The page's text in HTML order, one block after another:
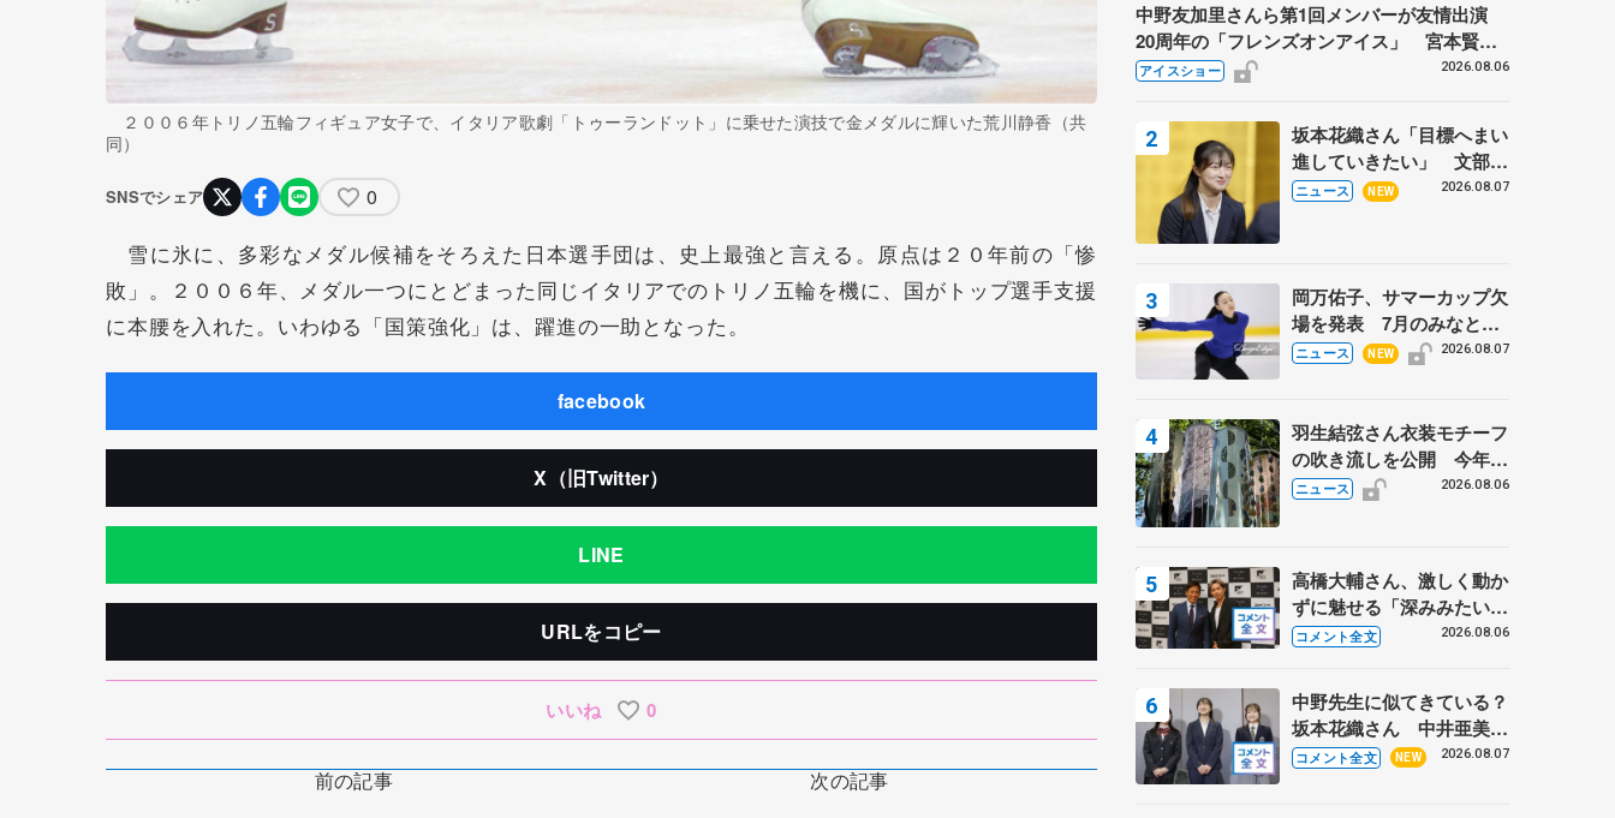
２００６年トリノ五輪フィギュア女子で、イタリア歌劇「トゥーランドット」に乗せた演技で金メダルに輝いた荒川静香（共
同）
SNSでシェア 0
雪に氷に、多彩なメダル候補をそろえた日本選手団は、史上最強と言える。原点は２０年前の「惨
敗」。２００６年、メダル一つにとどまった同じイタリアでのトリノ五輪を機に、国がトップ選手支援
に本腰を入れた。いわゆる「国策強化」は、躍進の一助となった。
facebook
X（旧Twitter）
LINE
URLをコピー
いいね 0
前の記事 次の記事
中野友加里さんら第1回メンバーが友情出演
20周年の「フレンズオンアイス」 宮本賢二
さん、有川梨絵さん、田村岳斗さんも
アイスショー 2026.08.06
坂本花織さん「目標へまい
進していきたい」 文部科
学省スポーツ表彰式で代表
ニュース NEW 2026.08.07
岡万佑子、サマーカップ欠
場を発表 7月のみなとア
クルス杯は腰痛の影響で
ニュース NEW 2026.08.07
羽生結弦さん衣装モチーフ
の吹き流しを公開 今年は
「春よ、来い」、仙台の瑞
ニュース 2026.08.06
高橋大輔さん、激しく動か
ずに魅せる「深みみたいな
ものは出てきている？」
あい
コメント全文 2026.08.06
中野先生に似てきている？
坂本花織さん 中井亜美は
クリケットのサマーキャン
コメント全文 NEW 2026.08.07